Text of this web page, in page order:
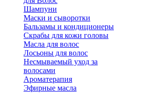
Шампуни
Маски и сыворотки
Бальзамы и кондиционеры
Скрабы для кожи головы
Масла для волос
Лосьоны для волос
Несмываемый уход за
волосами
Ароматерапия
Эфирные масла